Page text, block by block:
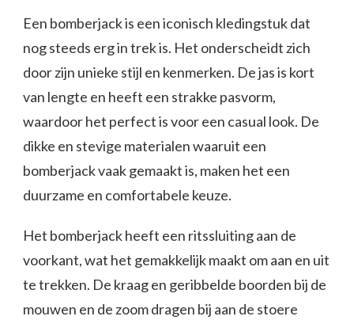
Een bomberjack is een iconisch kledingstuk dat
nog steeds erg in trek is. Het onderscheidt zich
door zijn unieke stijl en kenmerken. De jas is kort
van lengte en heeft een strakke pasvorm,
waardoor het perfect is voor een casual look. De
dikke en stevige materialen waaruit een
bomberjack vaak gemaakt is, maken het een
duurzame en comfortabele keuze.
Het bomberjack heeft een ritssluiting aan de
voorkant, wat het gemakkelijk maakt om aan en uit
te trekken. De kraag en geribbelde boorden bij de
mouwen en de zoom dragen bij aan de stoere